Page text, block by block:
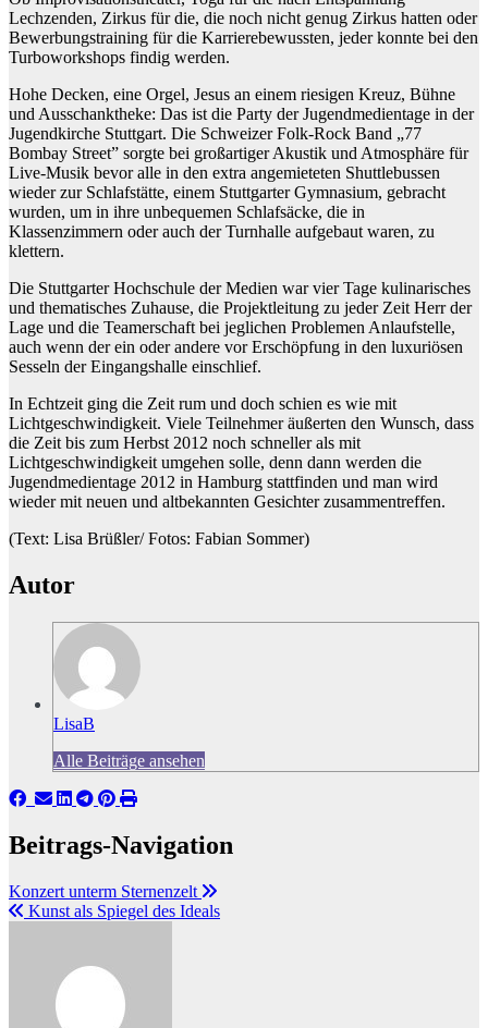
Lechzenden, Zirkus für die, die noch nicht genug Zirkus hatten oder
Bewerbungstraining für die Karrierebewussten, jeder konnte bei den
Turboworkshops findig werden.
Hohe Decken, eine Orgel, Jesus an einem riesigen Kreuz, Bühne
und Ausschanktheke: Das ist die Party der Jugendmedientage in der
Jugendkirche Stuttgart. Die Schweizer Folk-Rock Band „77
Bombay Street” sorgte bei großartiger Akustik und Atmosphäre für
Live-Musik bevor alle in den extra angemieteten Shuttlebussen
wieder zur Schlafstätte, einem Stuttgarter Gymnasium, gebracht
wurden, um in ihre unbequemen Schlafsäcke, die in
Klassenzimmern oder auch der Turnhalle aufgebaut waren, zu
klettern.
Die Stuttgarter Hochschule der Medien war vier Tage kulinarisches
und thematisches Zuhause, die Projektleitung zu jeder Zeit Herr der
Lage und die Teamerschaft bei jeglichen Problemen Anlaufstelle,
auch wenn der ein oder andere vor Erschöpfung in den luxuriösen
Sesseln der Eingangshalle einschlief.
In Echtzeit ging die Zeit rum und doch schien es wie mit
Lichtgeschwindigkeit. Viele Teilnehmer äußerten den Wunsch, dass
die Zeit bis zum Herbst 2012 noch schneller als mit
Lichtgeschwindigkeit umgehen solle, denn dann werden die
Jugendmedientage 2012 in Hamburg stattfinden und man wird
wieder mit neuen und altbekannten Gesichter zusammentreffen.
(Text: Lisa Brüßler/ Fotos: Fabian Sommer)
Autor
LisaB
Alle Beiträge ansehen
Beitrags-Navigation
Konzert unterm Sternenzelt
Kunst als Spiegel des Ideals